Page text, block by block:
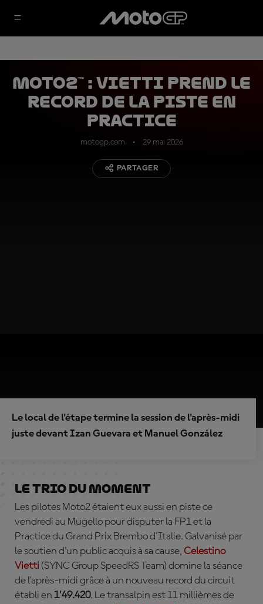
Moto2™ : Vietti prend le
record de la piste en
Practice
motogp.com 29 mai 2026
PARTAGER
Le local de l'étape termine la session de l'après-midi
juste devant Izan Guevara et Manuel González
Le trio du moment
Les pilotes Moto2 étaient eux aussi en piste ce
vendredi au Mugello pour disputer la FP1 et la
Practice du Grand Prix Brembo d'Italie. Galvanisé par
le soutien d'un public acquis à sa cause, Celestino
Vietti (SYNC Group SpeedRS Team) domine la séance
de l'après-midi grâce à un nouveau record du circuit
établi en 1'49.420. Le transalpin est 11 millièmes de